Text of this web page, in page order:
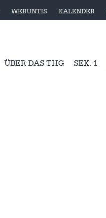
WEBUNTIS KALENDER
ÜBER DAS THG SEK. 1